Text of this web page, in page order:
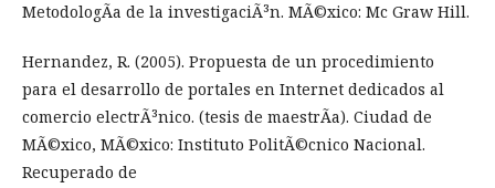
MetodologÃ­a de la investigaciÃ³n. MÃ©xico: Mc Graw Hill.
Hernandez, R. (2005). Propuesta de un procedimiento
para el desarrollo de portales en Internet dedicados al
comercio electrÃ³nico. (tesis de maestrÃ­a). Ciudad de
MÃ©xico, MÃ©xico: Instituto PolitÃ©cnico Nacional.
Recuperado de